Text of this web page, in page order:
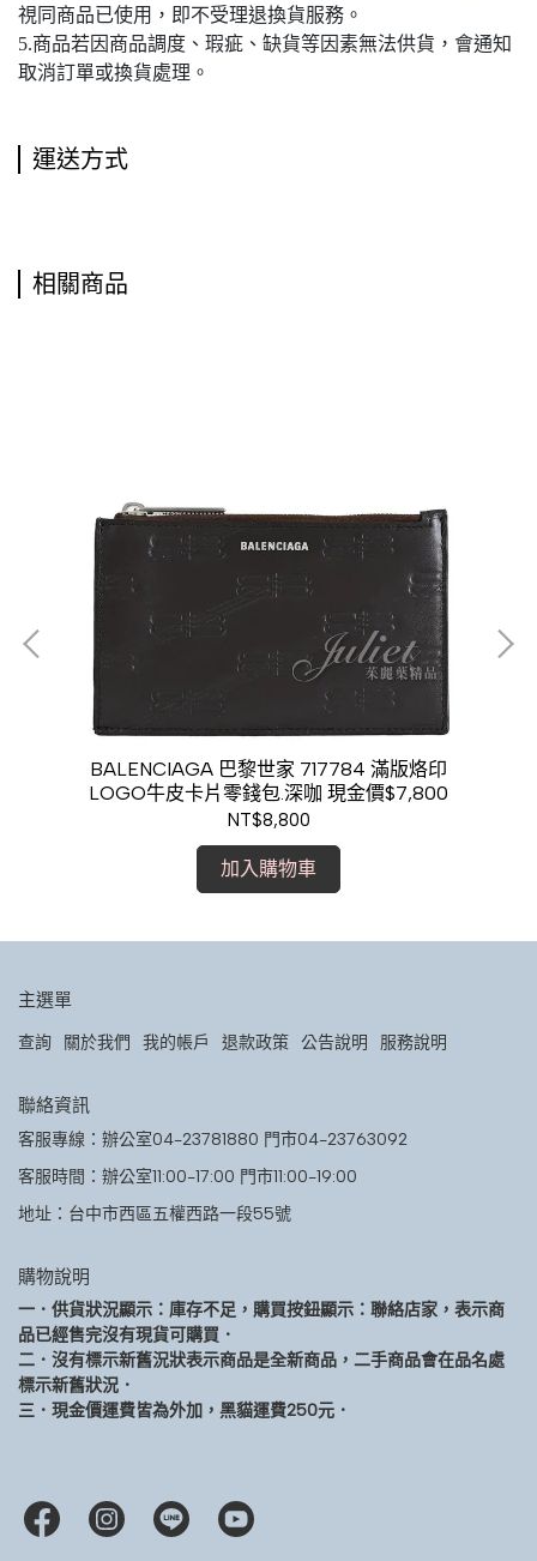
視同商品已使用，即不受理退換貨服務。
5.商品若因商品調度、瑕疵、缺貨等因素無法供貨，會通知
取消訂單或換貨處理。
運送方式
相關商品
BALENCIAGA 巴黎世家 717784 滿版烙印
LOGO牛皮卡片零錢包.深咖 現金價$7,800
NT$8,800
加入購物車
主選單
查詢 關於我們 我的帳戶 退款政策 公告說明 服務說明
聯絡資訊
客服專線：辦公室04-23781880 門市04-23763092
客服時間：辦公室11:00-17:00 門市11:00-19:00
地址：台中市西區五權西路一段55號
購物說明
一．供貨狀況顯示：庫存不足，購買按鈕顯示：聯絡店家，表示商
品已經售完沒有現貨可購買．
二．沒有標示新舊況狀表示商品是全新商品，二手商品會在品名處
標示新舊狀況．
三．現金價運費皆為外加，黑貓運費250元．